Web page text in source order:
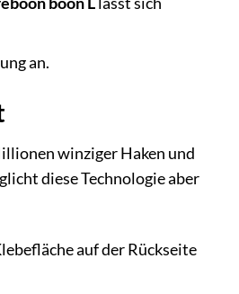
an.
winziger Haken und
diese Technologie aber
auf der Rückseite